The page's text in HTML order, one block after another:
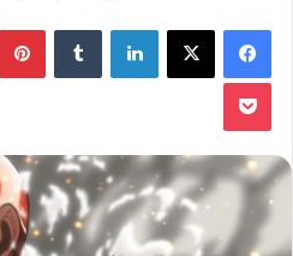
فيسبوك لينكدإن